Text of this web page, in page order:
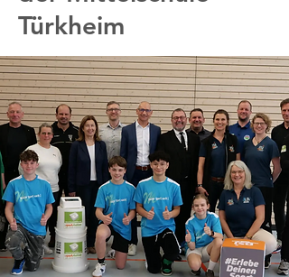
Türkheim